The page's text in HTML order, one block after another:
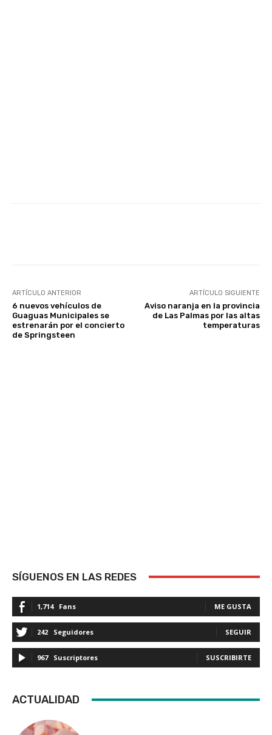
ARTÍCULO ANTERIOR
6 nuevos vehículos de
Guaguas Municipales se
estrenarán por el concierto
de Springsteen
ARTÍCULO SIGUIENTE
Aviso naranja en la provincia
de Las Palmas por las altas
temperaturas
SÍGUENOS EN LAS REDES
1,714 Fans ME GUSTA
242 Seguidores SEGUIR
967 Suscriptores SUSCRIBIRTE
ACTUALIDAD